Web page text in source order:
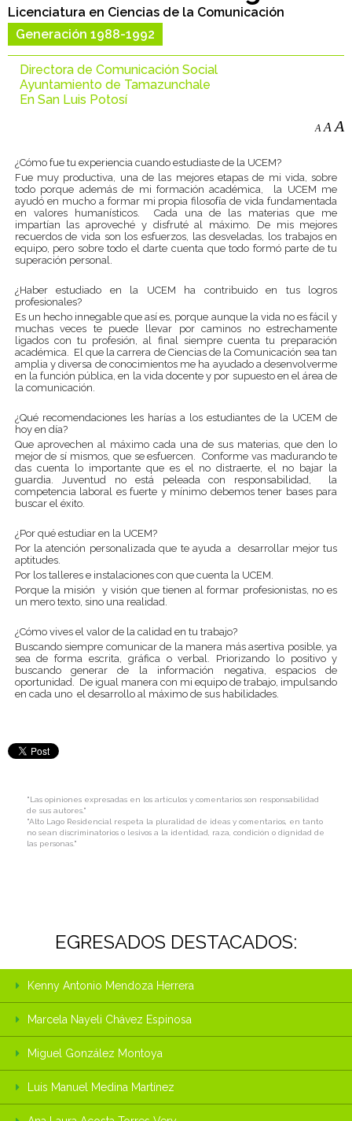
Licenciatura en Ciencias de la Comunicación
Generación 1988-1992
Directora de Comunicación Social
Ayuntamiento de Tamazunchale
En San Luis Potosí
A A A
¿Cómo fue tu experiencia cuando estudiaste de la UCEM?
Fue muy productiva, una de las mejores etapas de mi vida, sobre
todo porque además de mi formación académica, la UCEM me
ayudó en mucho a formar mi propia filosofía de vida fundamentada
en valores humanísticos. Cada una de las materias que me
impartían las aproveché y disfruté al máximo. De mis mejores
recuerdos de vida son los esfuerzos, las desveladas, los trabajos en
equipo, pero sobre todo el darte cuenta que todo formó parte de tu
superación personal.
¿Haber estudiado en la UCEM ha contribuido en tus logros
profesionales?
Es un hecho innegable que así es, porque aunque la vida no es fácil y
muchas veces te puede llevar por caminos no estrechamente
ligados con tu profesión, al final siempre cuenta tu preparación
académica. El que la carrera de Ciencias de la Comunicación sea tan
amplia y diversa de conocimientos me ha ayudado a desenvolverme
en la función pública, en la vida docente y por supuesto en el área de
la comunicación.
¿Qué recomendaciones les harías a los estudiantes de la UCEM de
hoy en día?
Que aprovechen al máximo cada una de sus materias, que den lo
mejor de sí mismos, que se esfuercen. Conforme vas madurando te
das cuenta lo importante que es el no distraerte, el no bajar la
guardia. Juventud no está peleada con responsabilidad, la
competencia laboral es fuerte y mínimo debemos tener bases para
buscar el éxito.
¿Por qué estudiar en la UCEM?
Por la atención personalizada que te ayuda a desarrollar mejor tus
aptitudes.
Por los talleres e instalaciones con que cuenta la UCEM.
Porque la misión y visión que tienen al formar profesionistas, no es
un mero texto, sino una realidad.
¿Cómo vives el valor de la calidad en tu trabajo?
Buscando siempre comunicar de la manera más asertiva posible, ya
sea de forma escrita, gráfica o verbal. Priorizando lo positivo y
buscando generar de la información negativa, espacios de
oportunidad. De igual manera con mi equipo de trabajo, impulsando
en cada uno el desarrollo al máximo de sus habilidades.
"Las opiniones expresadas en los artículos y comentarios son responsabilidad
de sus autores."
"Alto Lago Residencial respeta la pluralidad de ideas y comentarios, en tanto
no sean discriminatorios o lesivos a la identidad, raza, condición o dignidad de
las personas."
EGRESADOS DESTACADOS:
Kenny Antonio Mendoza Herrera
Marcela Nayeli Chávez Espinosa
Miguel González Montoya
Luis Manuel Medina Martínez